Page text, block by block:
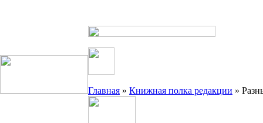
Главная » Книжная полка редакции »